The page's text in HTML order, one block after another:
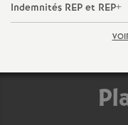
Indemnités REP et REP+